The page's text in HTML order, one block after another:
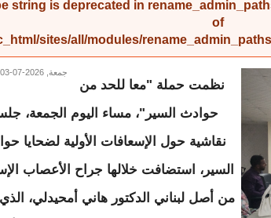
string is deprecated in
of
sites/all/modules/
جمعة, 2026-07-03 23:09
نظمت حملة "معا للحد من
حوادث السير"، مساء اليوم الجمعة،
نقاشية حول الإسعافات الأولية لضحايا
السير، استضافت خلالها جراح الأعصاب
من أصل لبناني الدكتور هاني أمحيدلي، الذي